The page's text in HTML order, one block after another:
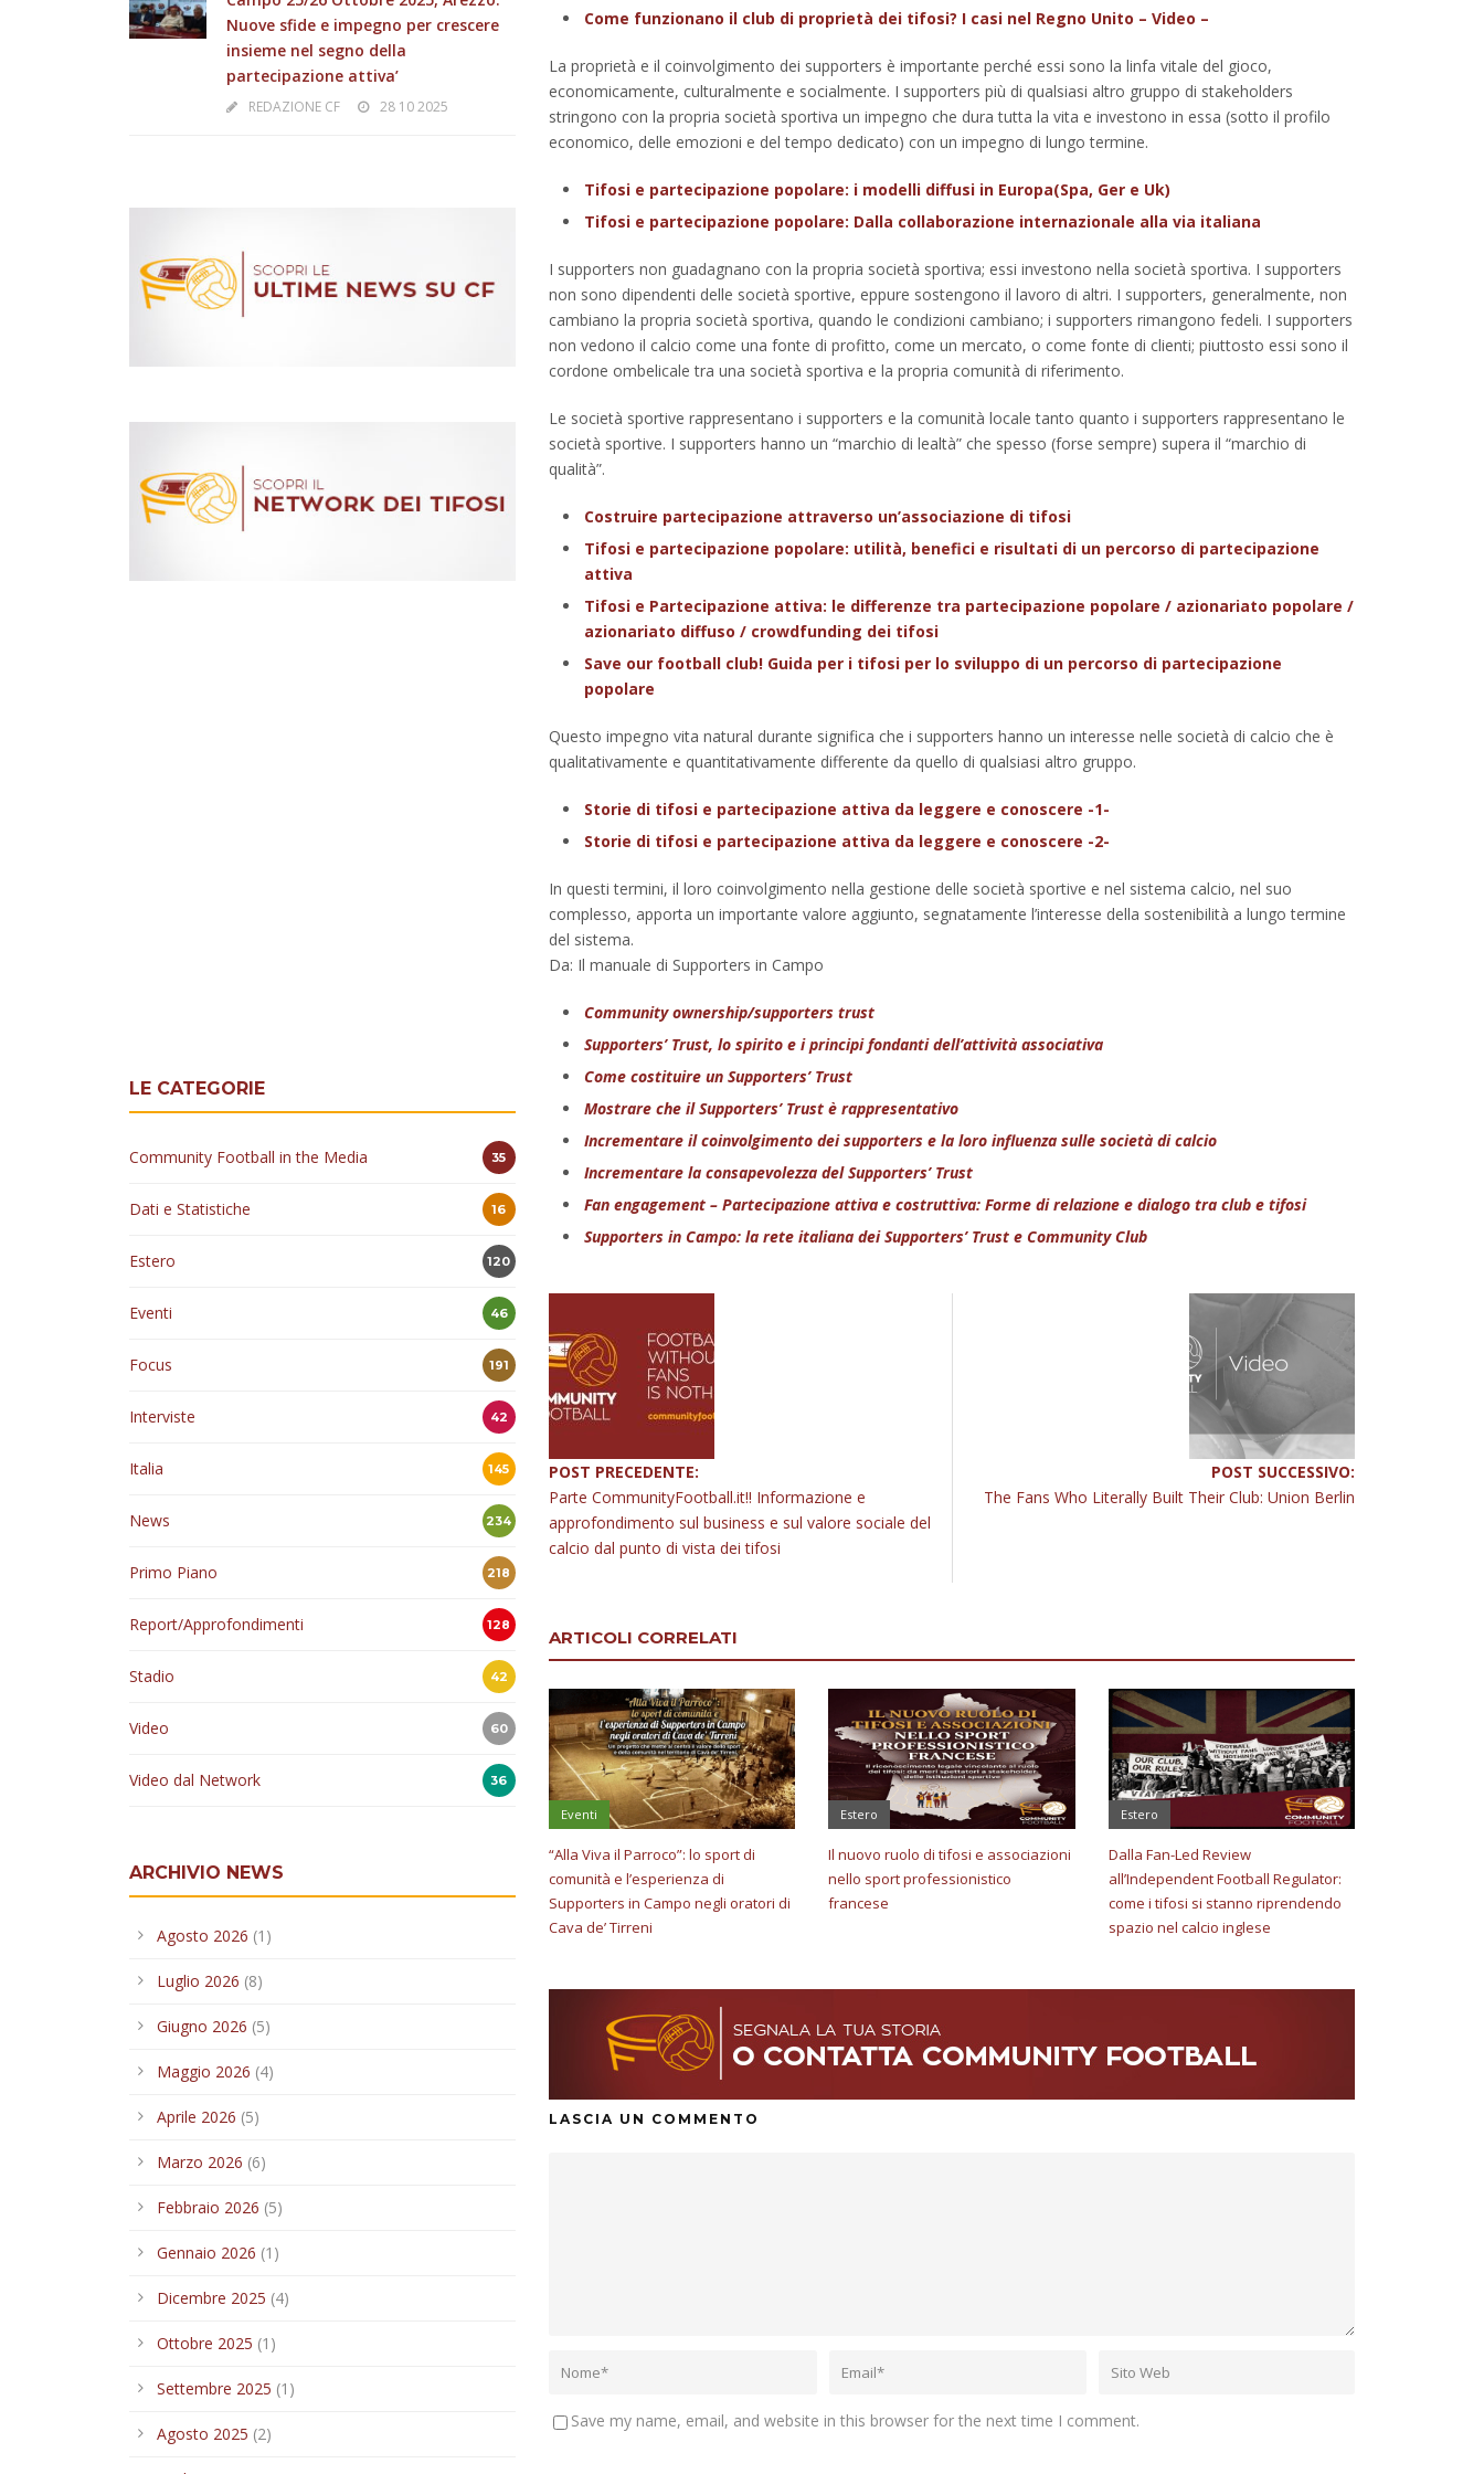
Come funzionano il club di proprietà dei tifosi? I casi nel Regno Unito – Video –
La proprietà e il coinvolgimento dei supporters è importante perché essi sono la linfa vitale del gioco,
economicamente, culturalmente e socialmente. I supporters più di qualsiasi altro gruppo di stakeholders
stringono con la propria società sportiva un impegno che dura tutta la vita e investono in essa (sotto il profilo
economico, delle emozioni e del tempo dedicato) con un impegno di lungo termine.
Tifosi e partecipazione popolare: i modelli diffusi in Europa(Spa, Ger e Uk)
Tifosi e partecipazione popolare: Dalla collaborazione internazionale alla via italiana
I supporters non guadagnano con la propria società sportiva; essi investono nella società sportiva. I supporters
non sono dipendenti delle società sportive, eppure sostengono il lavoro di altri. I supporters, generalmente, non
cambiano la propria società sportiva, quando le condizioni cambiano; i supporters rimangono fedeli. I supporters
non vedono il calcio come una fonte di profitto, come un mercato, o come fonte di clienti; piuttosto essi sono il
cordone ombelicale tra una società sportiva e la propria comunità di riferimento.
Le società sportive rappresentano i supporters e la comunità locale tanto quanto i supporters rappresentano le
società sportive. I supporters hanno un “marchio di lealtà” che spesso (forse sempre) supera il “marchio di
qualità”.
Costruire partecipazione attraverso un’associazione di tifosi
Tifosi e partecipazione popolare: utilità, benefici e risultati di un percorso di partecipazione
attiva
Tifosi e Partecipazione attiva: le differenze tra partecipazione popolare / azionariato popolare /
azionariato diffuso / crowdfunding dei tifosi
Save our football club! Guida per i tifosi per lo sviluppo di un percorso di partecipazione
popolare
Questo impegno vita natural durante significa che i supporters hanno un interesse nelle società di calcio che è
qualitativamente e quantitativamente differente da quello di qualsiasi altro gruppo.
Storie di tifosi e partecipazione attiva da leggere e conoscere -1-
Storie di tifosi e partecipazione attiva da leggere e conoscere -2-
In questi termini, il loro coinvolgimento nella gestione delle società sportive e nel sistema calcio, nel suo
complesso, apporta un importante valore aggiunto, segnatamente l’interesse della sostenibilità a lungo termine
del sistema.
Da: Il manuale di Supporters in Campo
Community ownership/supporters trust
Supporters’ Trust, lo spirito e i principi fondanti dell’attività associativa
Come costituire un Supporters’ Trust
Mostrare che il Supporters’ Trust è rappresentativo
Incrementare il coinvolgimento dei supporters e la loro influenza sulle società di calcio
Incrementare la consapevolezza del Supporters’ Trust
Fan engagement – Partecipazione attiva e costruttiva: Forme di relazione e dialogo tra club e tifosi
Supporters in Campo: la rete italiana dei Supporters’ Trust e Community Club
POST PRECEDENTE:
Parte CommunityFootball.it!! Informazione e
approfondimento sul business e sul valore sociale del
calcio dal punto di vista dei tifosi
POST SUCCESSIVO:
The Fans Who Literally Built Their Club: Union Berlin
ARTICOLI CORRELATI
Eventi
“Alla Viva il Parroco”: lo sport di
comunità e l’esperienza di
Supporters in Campo negli oratori di
Cava de’ Tirreni
Estero
Il nuovo ruolo di tifosi e associazioni
nello sport professionistico
francese
Estero
Dalla Fan-Led Review
all’Independent Football Regulator:
come i tifosi si stanno riprendendo
spazio nel calcio inglese
LASCIA UN COMMENTO
Save my name, email, and website in this browser for the next time I comment.
Nuove sfide e impegno per crescere
insieme nel segno della
partecipazione attiva’
REDAZIONE CF 28 10 2025
Estero
Eventi 46
Focus 191
Interviste 42
Italia 145
News 234
Primo Piano 218
Report/Approfondimenti 128
Stadio 42
Video 60
Video dal Network 36
Agosto 2026 (1)
Giugno 2026(5)
Aprile 2026 (5)
Marzo 2026 (6)
Febbraio 2026 (5)
Gennaio 2026 (1)
Dicembre 2025
Ottobre 2025 (1)
Settembre 2025 (1)
(2)
(2)
Aprile 2025 (7)